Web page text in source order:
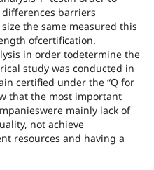
barriers
the same measured this
ofcertification.
in order todetermine the
study was conducted in
certified under the “Q for
that the most important
mainly lack of
not achieve
resources and having a